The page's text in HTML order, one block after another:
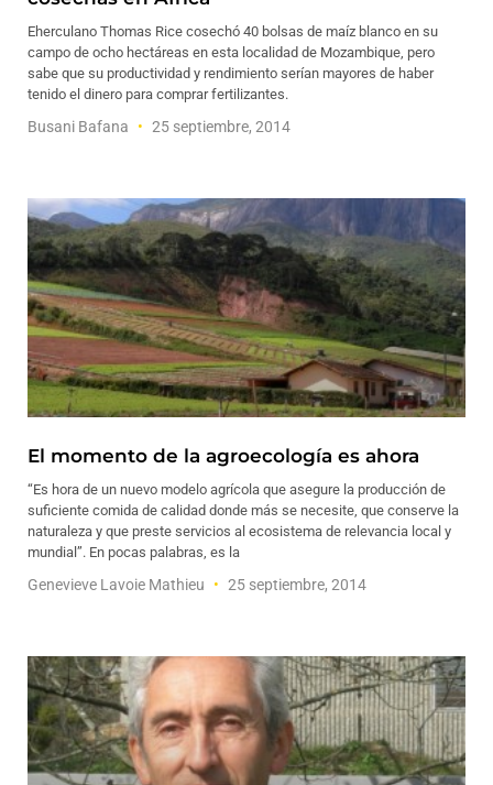
Eherculano Thomas Rice cosechó 40 bolsas de maíz blanco en su
campo de ocho hectáreas en esta localidad de Mozambique, pero
sabe que su productividad y rendimiento serían mayores de haber
tenido el dinero para comprar fertilizantes.
Busani Bafana 25 septiembre, 2014
El momento de la agroecología es ahora
“Es hora de un nuevo modelo agrícola que asegure la producción de
suficiente comida de calidad donde más se necesite, que conserve la
naturaleza y que preste servicios al ecosistema de relevancia local y
mundial”. En pocas palabras, es la
Genevieve Lavoie Mathieu 25 septiembre, 2014